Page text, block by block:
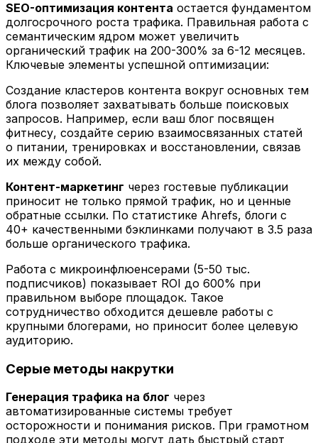
SEO-оптимизация контента остается фундаментом
долгосрочного роста трафика. Правильная работа с
семантическим ядром может увеличить
органический трафик на 200-300% за 6-12 месяцев.
Ключевые элементы успешной оптимизации:
Создание кластеров контента вокруг основных тем
блога позволяет захватывать больше поисковых
запросов. Например, если ваш блог посвящен
фитнесу, создайте серию взаимосвязанных статей
о питании, тренировках и восстановлении, связав
их между собой.
Контент-маркетинг через гостевые публикации
приносит не только прямой трафик, но и ценные
обратные ссылки. По статистике Ahrefs, блоги с
40+ качественными бэклинками получают в 3.5 раза
больше органического трафика.
Работа с микроинфлюенсерами (5-50 тыс.
подписчиков) показывает ROI до 600% при
правильном выборе площадок. Такое
сотрудничество обходится дешевле работы с
крупными блогерами, но приносит более целевую
аудиторию.
Серые методы накрутки
Генерация трафика на блог через
автоматизированные системы требует
осторожности и понимания рисков. При грамотном
подходе эти методы могут дать быстрый старт